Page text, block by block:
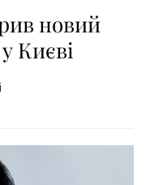
новий
Києві